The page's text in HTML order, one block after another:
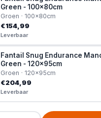
Green - 100x80cm
Groen · 100x80cm
€154,99
Leverbaar
Fantail Snug Endurance
Green - 120x95cm
Groen · 120x95cm
€204,99
Leverbaar